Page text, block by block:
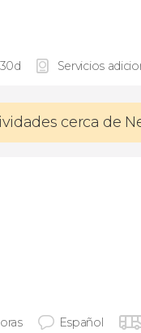
Servicios
cerca de
Español